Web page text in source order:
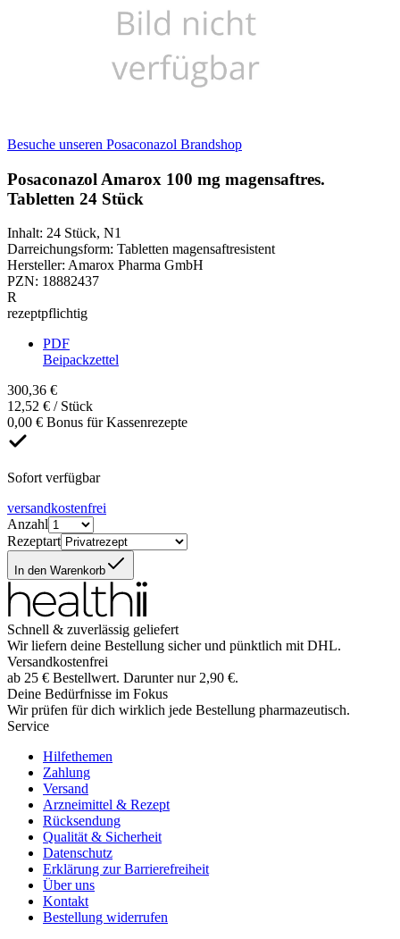
Besuche unseren Posaconazol Brandshop
Posaconazol Amarox 100 mg magensaftres.
Tabletten 24 Stück
Inhalt: 24 Stück, N1
Darreichungsform: Tabletten magensaftresistent
Hersteller: Amarox Pharma GmbH
PZN: 18882437
R
rezeptpflichtig
PDF
Beipackzettel
300,36 €
12,52 € / Stück
0,00 € Bonus für Kassenrezepte
Sofort verfügbar
versandkostenfrei
Anzahl
Rezeptart
In den Warenkorb
Schnell & zuverlässig geliefert
Wir liefern deine Bestellung sicher und pünktlich mit DHL.
Versandkostenfrei
ab 25 € Bestellwert. Darunter nur 2,90 €.
Deine Bedürfnisse im Fokus
Wir prüfen für dich wirklich jede Bestellung pharmazeutisch.
Service
Hilfethemen
Zahlung
Versand
Arzneimittel & Rezept
Rücksendung
Qualität & Sicherheit
Datenschutz
Erklärung zur Barrierefreiheit
Über uns
Kontakt
Bestellung widerrufen